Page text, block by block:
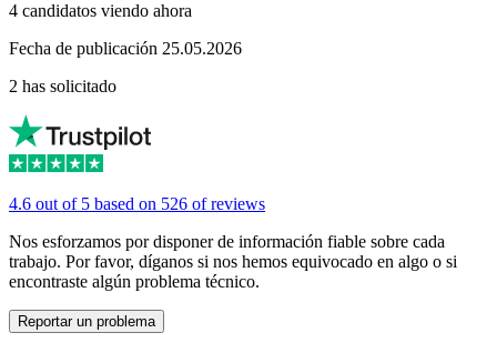
4 candidatos viendo ahora
Fecha de publicación 25.05.2026
2 has solicitado
4.6 out of 5 based on 526 of reviews
Nos esforzamos por disponer de información fiable sobre cada
trabajo. Por favor, díganos si nos hemos equivocado en algo o si
encontraste algún problema técnico.
Reportar un problema